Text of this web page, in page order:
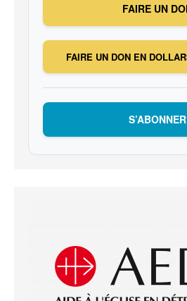
FAIRE UN
FAIRE UN DON EN
S’ABONNER